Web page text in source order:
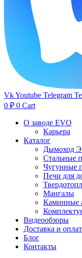
VkYoutube Telegram
0 ₽ 0 Cart
О заводе EVO
Карьера
Каталог
Дымоход
Стальные
Чугунные
Печи для
Мангалы
Каминные
Видеообзоры
Доставка и
Блог
Контакты